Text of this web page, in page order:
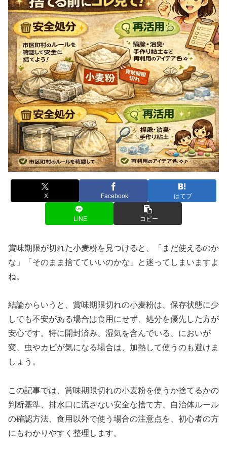
X Facebook はてブ
LINE コピー
賞味期限が切れた小麦粉を見つけると、「まだ使えるのか
な」「そのまま捨てていいのかな」と迷ってしまいますよ
ね。
結論からいうと、賞味期限切れの小麦粉は、保存状態に少
しでも不安がある場合は食用にせず、処分を優先した方が
安心です。特に開封済み、湿気を含んでいる、においが
変、虫やカビが気になる場合は、加熱して使うのも避けま
しょう。
この記事では、賞味期限切れの小麦粉を使うか捨てるかの
判断基準、排水口に流さない安全な捨て方、自治体ルール
の確認方法、食用以外で使う場合の注意点を、初心者の方
にもわかりやすく整理します。